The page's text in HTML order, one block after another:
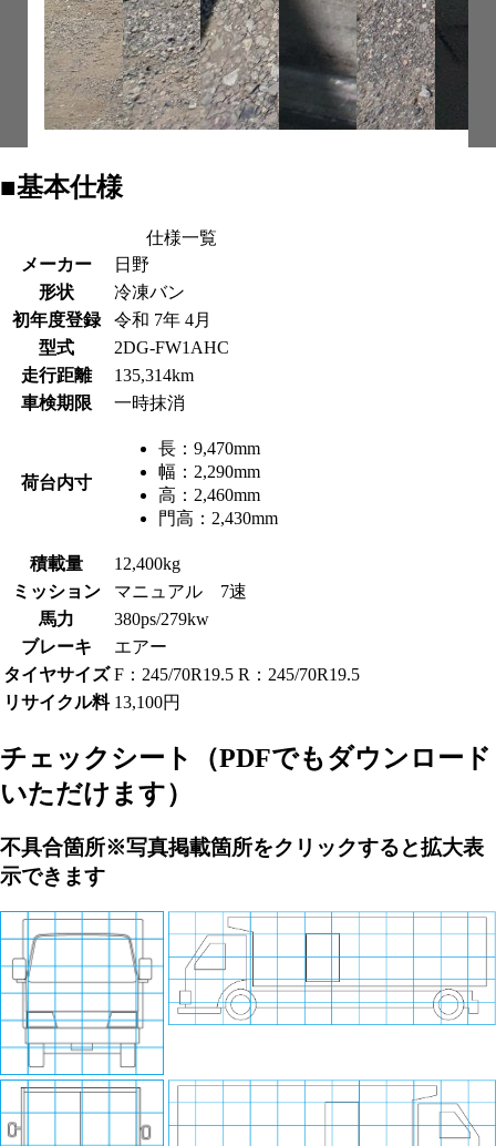
■基本仕様
仕様一覧
メーカー
日野
形状
冷凍バン
初年度登録
令和 7年 4月
型式
2DG-FW1AHC
走行距離
135,314km
車検期限
一時抹消
荷台内寸
長： 9,470mm
幅： 2,290mm
高： 2,460mm
門高： 2,430mm
積載量
12,400kg
ミッション
マニュアル 7速
馬力
380ps/279kw
ブレーキ
エアー
タイヤサイズ F：245/70R19.5 R：245/70R19.5
リサイクル料 13,100円
チェックシート
（PDFでもダウンロード
いただけます）
不具合箇所※写真掲載箇所をクリックすると拡大表
示できます